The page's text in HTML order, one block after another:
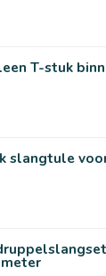
T-stuk
slangtule